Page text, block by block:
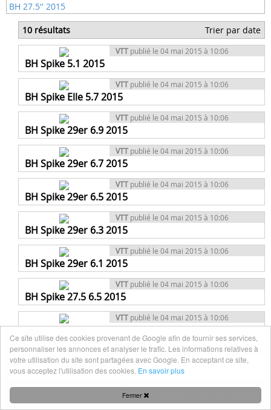
BH 27.5'' 2015
10 résultats Trier par date
VTT publié le 04 mai 2015 à 10:06
BH Spike 5.1 2015
VTT publié le 04 mai 2015 à 10:06
BH Spike Elle 5.7 2015
VTT publié le 04 mai 2015 à 10:06
BH Spike 29er 6.9 2015
VTT publié le 04 mai 2015 à 10:06
BH Spike 29er 6.7 2015
VTT publié le 04 mai 2015 à 10:06
BH Spike 29er 6.5 2015
VTT publié le 04 mai 2015 à 10:06
BH Spike 29er 6.3 2015
VTT publié le 04 mai 2015 à 10:06
BH Spike 29er 6.1 2015
VTT publié le 04 mai 2015 à 10:06
BH Spike 27.5 6.5 2015
VTT publié le 04 mai 2015 à 10:06
BH Spike 27.5 6.1 2015
VTTpublié le 04 mai 2015 à 10:06
BH Spike 27.5 6 2015
Mentions légales
Fermer
Ce site utilise des cookies provenant de Google afin de fournir ses services,
personnaliser les annonces et analyser le trafic. Les informations relatives à
votre utilisation du site sont partagées avec Google. En acceptant ce site,
vous acceptez l'utilisation des cookies. En savoir plus